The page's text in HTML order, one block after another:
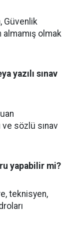
Güvenlik
olmak
yazılı sınav
ve sözlü sınav
yapabilir mi?
teknisyen,